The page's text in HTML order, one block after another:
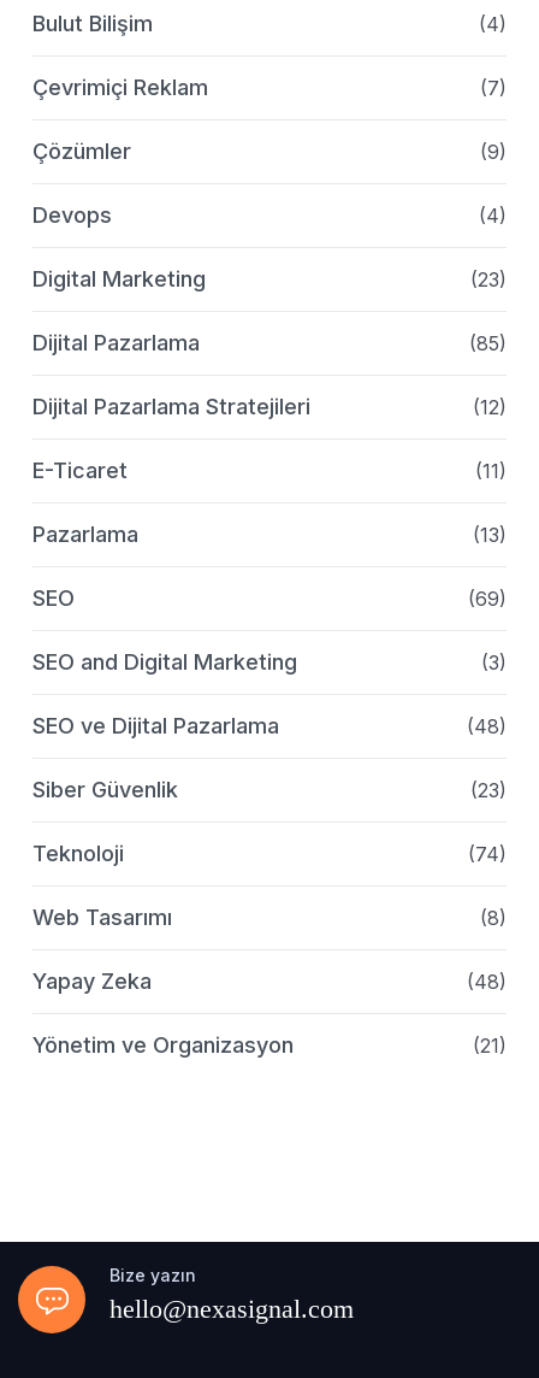
Bulut Bilişim (4)
Çevrimiçi Reklam (7)
Çözümler (9)
Devops (4)
Digital Marketing (23)
Dijital Pazarlama (85)
Dijital Pazarlama Stratejileri (12)
E-Ticaret (11)
Pazarlama (13)
SEO (69)
SEO and Digital Marketing (3)
SEO ve Dijital Pazarlama (48)
Siber Güvenlik (23)
Teknoloji (74)
Web Tasarımı (8)
Yapay Zeka (48)
Yönetim ve Organizasyon (21)
Bize yazın
hello@nexasignal.com